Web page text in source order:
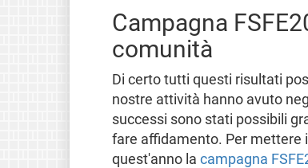
Campagna
comunità
Di certo tutti questi risultati
nostre attività hanno avuto
successi sono stati possibili
fare affidamento. Per mettere
quest'anno la campagna